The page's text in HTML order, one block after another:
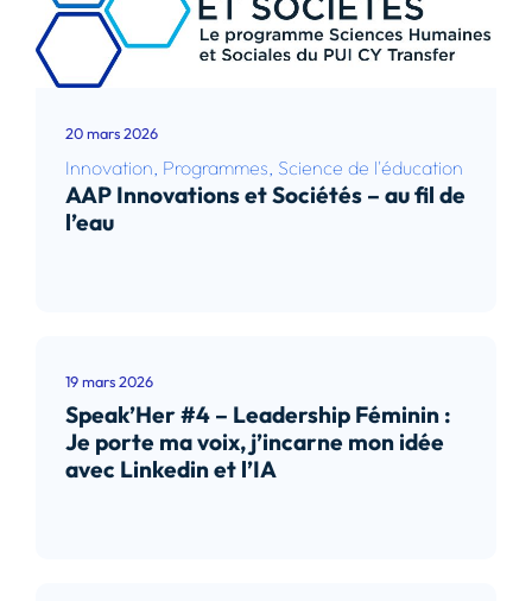
20 mars 2026
Innovation Programmes Science de l'éducation
AAP Innovations et Sociétés – au fil de
l’eau
19 mars 2026
Speak’Her #4 – Leadership Féminin :
Je porte ma voix, j’incarne mon idée
avec Linkedin et l’IA